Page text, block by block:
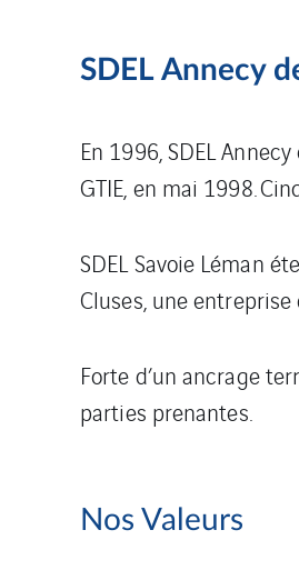
SDEL Annecy
En 1996, SDEL
GTIE, en mai 1998.
SDEL Savoie Léman
Cluses, une entreprise
Forte d’un ancrage
parties prenantes.
Nos Valeurs